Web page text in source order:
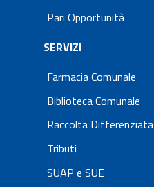
Pari Opportunità
SERVIZI
Farmacia Comunale
Biblioteca Comunale
Raccolta Differenziata
Tributi
SUAP e SUE